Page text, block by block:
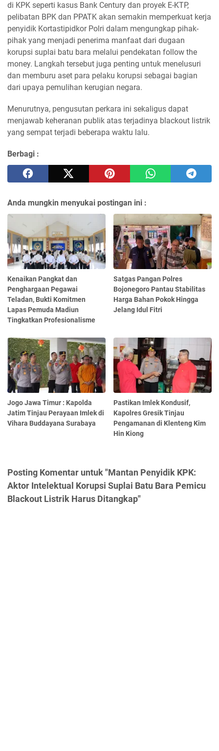
di KPK seperti kasus Bank Century dan proyek E-KTP,
pelibatan BPK dan PPATK akan semakin memperkuat kerja
penyidik Kortastipidkor Polri dalam mengungkap pihak-
pihak yang menjadi penerima manfaat dari dugaan
korupsi suplai batu bara melalui pendekatan follow the
money. Langkah tersebut juga penting untuk menelusuri
dan memburu aset para pelaku korupsi sebagai bagian
dari upaya pemulihan kerugian negara.
Menurutnya, pengusutan perkara ini sekaligus dapat
menjawab keheranan publik atas terjadinya blackout listrik
yang sempat terjadi beberapa waktu lalu.
Berbagi :
Anda mungkin menyukai postingan ini :
Kenaikan Pangkat dan
Penghargaan Pegawai
Teladan, Bukti Komitmen
Lapas Pemuda Madiun
Tingkatkan Profesionalisme
Satgas Pangan Polres
Bojonegoro Pantau Stabilitas
Harga Bahan Pokok Hingga
Jelang Idul Fitri
Jogo Jawa Timur : Kapolda
Jatim Tinjau Perayaan Imlek di
Vihara Buddayana Surabaya
Pastikan Imlek Kondusif,
Kapolres Gresik Tinjau
Pengamanan di Klenteng Kim
Hin Kiong
Posting Komentar untuk "Mantan Penyidik KPK:
Aktor Intelektual Korupsi Suplai Batu Bara Pemicu
Blackout Listrik Harus Ditangkap"